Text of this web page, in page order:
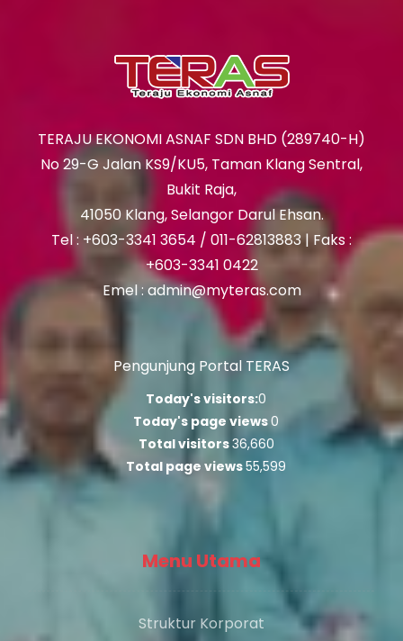
TERAJU EKONOMI ASNAF SDN BHD (289740-H)
No 29-G Jalan KS9/KU5, Taman Klang Sentral,
Bukit Raja,
41050 Klang, Selangor Darul Ehsan.
Tel : +603-3341 3654 / 011-62813883 | Faks :
+603-3341 0422
Emel : admin@myteras.com
Pengunjung Portal TERAS
Today's visitors:0
Today's page views0
Total visitors36,660
Total page views55,599
Menu Utama
Struktur Korporat